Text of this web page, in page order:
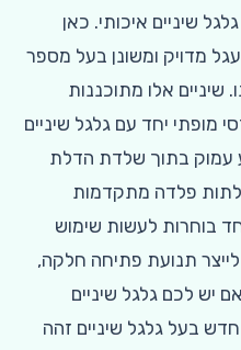
שיניים איכותי. כאן
מדויק ומשונן בעל מספר
שיניים אלו מתוכננות
מופתי יחד עם גלגל שיניים
עמוק בתוך שלדת הדלת
פלדה מתקדמות
בוחרות לעשות שימוש
תנועת פתיחה חלקה,
יש לכם גלגל שיניים
בעל גלגל שיניים זהה